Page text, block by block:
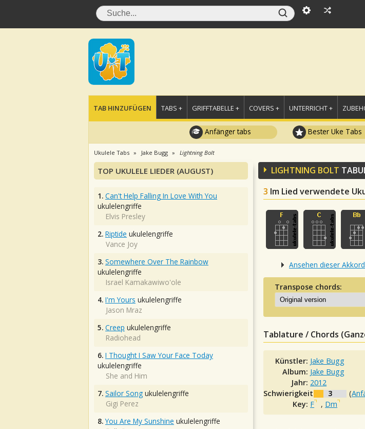
TAB HINZUFÜGEN TABS + GRIFFTABELLE + COVERS + UNTERRICHT +
Anfänger tabs Bester Uke Tabs
Ukulele Tabs Jake Bugg Lightning Bolt
LIGHTNING BOLT
3 Im Lied verwendete
Ansehen dieser
Transpose chords:
Tablature / Chords
Künstler: Jake Bugg
Album: Jake Bugg
Jahr: 2012
Schwierigkeit:
3 (
Key: F , Dm
TOP UKULELE LIEDER (AUGUST)
1. Can't Help Falling In Love With You
ukulelengriffe
Elvis Presley
2. Riptide ukulelengriffe
Vance Joy
3. Somewhere Over The Rainbow
ukulelengriffe
Israel Kamakawiwo'ole
4. I'm Yours ukulelengriffe
Jason Mraz
5. Creep ukulelengriffe
Radiohead
6. I Thought I Saw Your Face Today
ukulelengriffe
She and Him
7. Sailor Song ukulelengriffe
Gigi Perez
8. You Are My Sunshine ukulelengriffe